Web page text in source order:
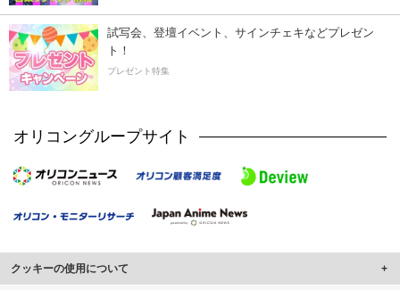
試写会、登壇イベント、サインチェキなどプレゼン
ト！
プレゼント特集
オリコングループサイト
クッキーの使用について